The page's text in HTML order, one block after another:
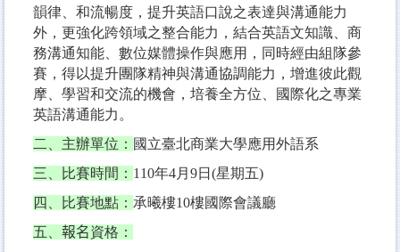
產學合作 Industry Cooperation
校友專區 Alumni
應外月報 NTUBulletin
全校行事曆 Calendar
會議紀錄查詢 Minutes
失物招領 Lost & Found
徵才
韻律、和流暢度，提升英語口說之表達與溝通能力
外，更強化跨領域之整合能力，結合英語文知識、商
務溝通知能、數位媒體操作與應用，同時經由組隊參
賽，得以提升團隊精神與溝通協調能力，增進彼此觀
摩、學習和交流的機會，培養全方位、國際化之專業
英語溝通能力。
二、主辦單位： 國立臺北商業大學應用外語系
三、比賽時間： 110年4月 9日 (星期五)
四、比賽地點： 承曦樓10樓國際會議廳
五、 報名資格：